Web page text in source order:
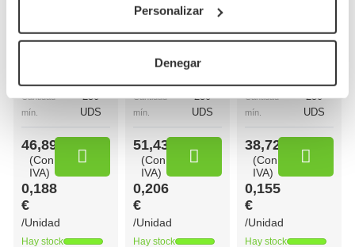
Personalizar
Denegar
Cantidad
mín.
250
UDS
46,89 €
(Con
IVA)
0,188
€
/Unidad
Hay stock
rizada
ReferenciaBP16BCO
Cantidad
mín.
250
UDS
51,43 €
(Con
IVA)
0,206
€
/Unidad
Hay stock
Cantidad
mín.
250
UDS
38,72 €
(Con
IVA)
0,155
€
/Unidad
Hay stock